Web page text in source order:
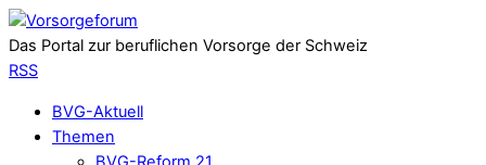
Das Portal zur beruflichen Vorsorge der Schweiz
RSS
BVG-Aktuell
Themen